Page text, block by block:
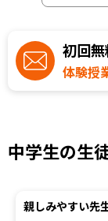
初回
体験授
中学生の生
親しみやすい先